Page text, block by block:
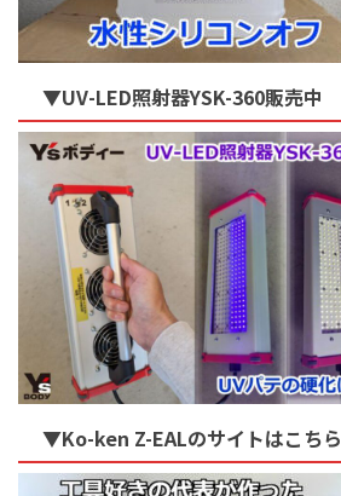
▼UV-LED照射器YSK-360販売中
▼Ko-ken Z-EALのサイトはこちら